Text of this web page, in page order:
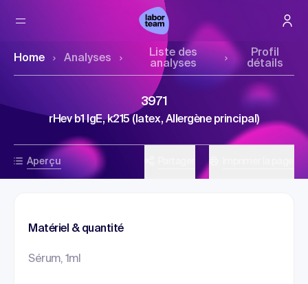
Home Analyses
Liste des
analyses
Profil
détails
Aperçu
3971
rHev b1 IgE, k215 (latex, Allergène principal)
Matériel & quantité
Sérum, 1ml